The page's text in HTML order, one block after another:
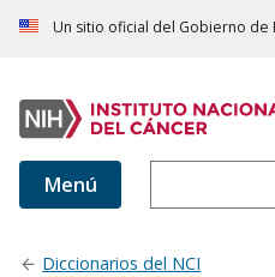
Un sitio oficial del Gobierno de
Menú
Diccionarios del NCI